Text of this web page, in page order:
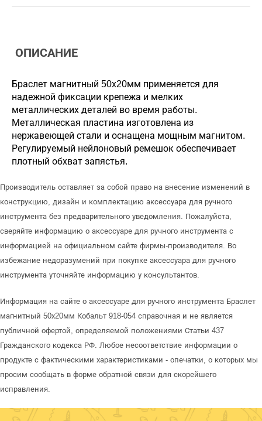
ОПИСАНИЕ
Браслет магнитный 50х20мм применяется для
надежной фиксации крепежа и мелких
металлических деталей во время работы.
Металлическая пластина изготовлена из
нержавеющей стали и оснащена мощным магнитом.
Регулируемый нейлоновый ремешок обеспечивает
плотный обхват запястья.
Производитель оставляет за собой право на внесение изменений в
конструкцию, дизайн и комплектацию аксессуара для ручного
инструмента без предварительного уведомления. Пожалуйста,
сверяйте информацию о аксессуаре для ручного инструмента с
информацией на официальном сайте фирмы-производителя. Во
избежание недоразумений при покупке аксессуара для ручного
инструмента уточняйте информацию у консультантов.
Информация на сайте о аксессуаре для ручного инструмента Браслет
магнитный 50х20мм Кобальт 918-054 справочная и не является
публичной офертой, определяемой положениями Статьи 437
Гражданского кодекса РФ. Любое несоответствие информации о
продукте с фактическими характеристиками - опечатки, о которых мы
просим сообщать в форме обратной связи для скорейшего
исправления.